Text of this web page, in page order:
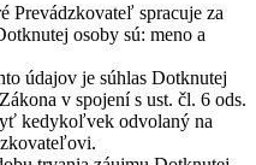
Prevádzkovateľ spracuje za
osoby sú: meno a
údajov je súhlas Dotknutej
v spojení s ust. čl. 6 ods.
kedykoľvek odvolaný na